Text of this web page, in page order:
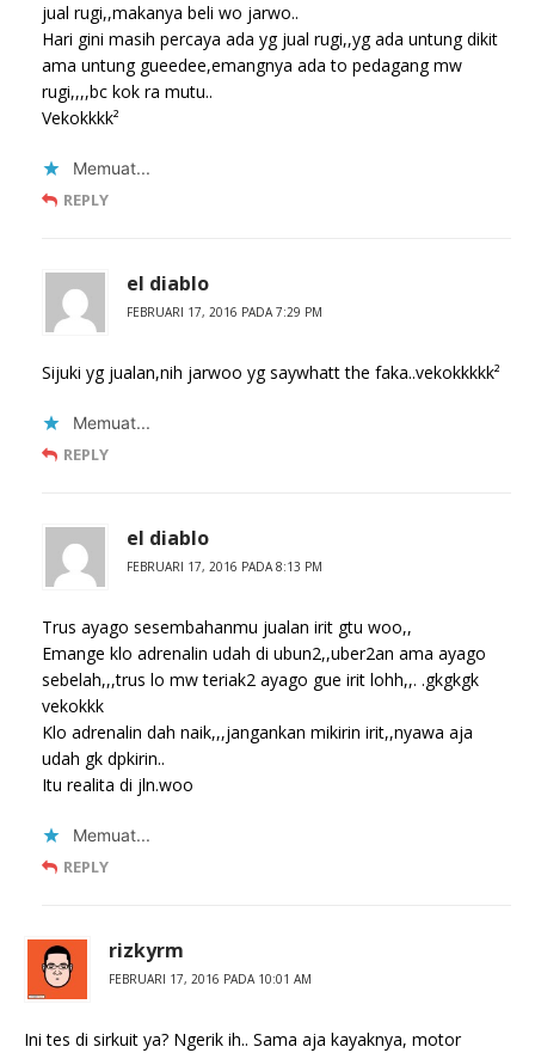
jual rugi,,makanya beli wo jarwo..
Hari gini masih percaya ada yg jual rugi,,yg ada untung dikit
ama untung gueedee,emangnya ada to pedagang mw
rugi,,,,bc kok ra mutu..
Vekokkkk²
Memuat...
REPLY
el diablo
FEBRUARI 17, 2016 PADA 7:29 PM
Sijuki yg jualan,nih jarwoo yg saywhatt the faka..vekokkkkk²
Memuat...
REPLY
el diablo
FEBRUARI 17, 2016 PADA 8:13 PM
Trus ayago sesembahanmu jualan irit gtu woo,,
Emange klo adrenalin udah di ubun2,,uber2an ama ayago
sebelah,,,trus lo mw teriak2 ayago gue irit lohh,,. .gkgkgk
vekokkk
Klo adrenalin dah naik,,,jangankan mikirin irit,,nyawa aja
udah gk dpkirin..
Itu realita di jln.woo
Memuat...
REPLY
rizkyrm
FEBRUARI 17, 2016 PADA 10:01 AM
Ini tes di sirkuit ya? Ngerik ih.. Sama aja kayaknya, motor